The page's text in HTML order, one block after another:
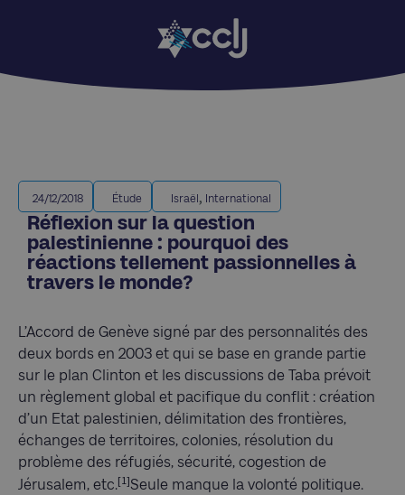
24/12/2018 Étude Israël, International
Réflexion sur la question
palestinienne : pourquoi des
réactions tellement passionnelles à
travers le monde?
L’Accord de Genève signé par des personnalités des
deux bords en 2003 et qui se base en grande partie
sur le plan Clinton et les discussions de Taba prévoit
un règlement global et pacifique du conflit : création
d’un Etat palestinien, délimitation des frontières,
échanges de territoires, colonies, résolution du
problème des réfugiés, sécurité, cogestion de
Jérusalem, etc.[1]Seule manque la volonté politique.